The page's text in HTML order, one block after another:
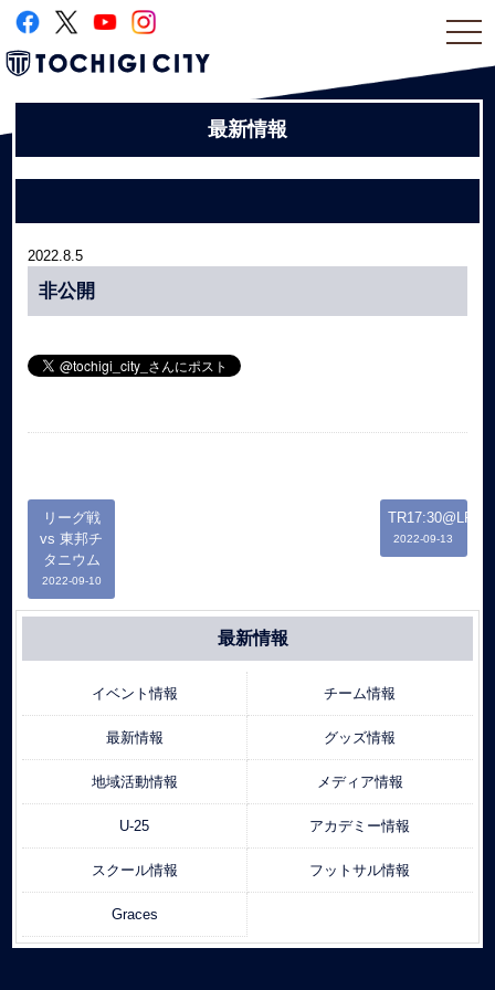
最新情報
2022.8.5
非公開
リーグ戦
vs 東邦チ
タニウム
2022-09-10
TR17:30@LFP
2022-09-13
最新情報
イベント情報 チーム情報
最新情報 グッズ情報
地域活動情報 メディア情報
U-25 アカデミー情報
スクール情報 フットサル情報
Graces